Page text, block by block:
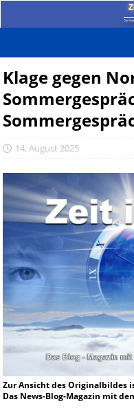
Das
Klage gegen
14. August 2025
Zur Ansicht des Originalbildes
Das News-Blog-Magazin mit